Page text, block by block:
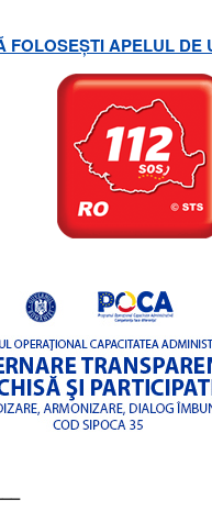
FOLOSEȘTI APELUL DE